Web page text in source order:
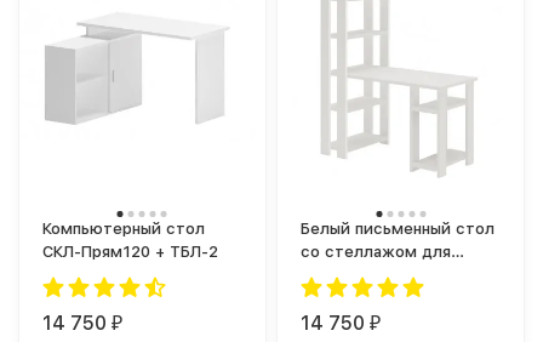
Компьютерный стол
СКЛ-Прям120 + ТБЛ-2
14 750₽
Белый письменный стол
со стеллажом для
школьника с полками |
стол для маникюра |
письменный стол как
14 750₽